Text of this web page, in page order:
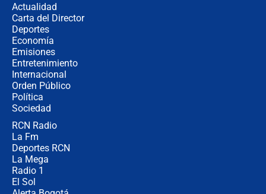
Actualidad
Carta del Director
Deportes
Economía
Emisiones
Entretenimiento
Internacional
Orden Público
Política
Sociedad
RCN Radio
La Fm
Deportes RCN
La Mega
Radio 1
El Sol